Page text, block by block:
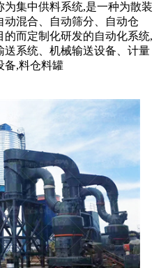
集中供料系统,是一种为散装
混合、自动筛分、自动仓
而定制化研发的自动化系统,
送系统、机械输送设备、计量
备,料仓料罐